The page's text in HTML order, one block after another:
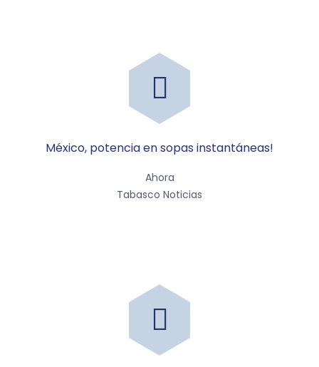
México, potencia en sopas instantáneas!
Ahora
Tabasco Noticias